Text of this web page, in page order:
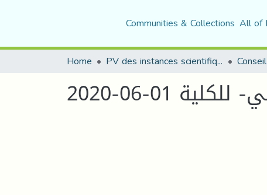
Communities & Collections All of
Home PV des instances scientifiques ( CSU, CSF(+Com. S des Départements))
01-06-2020